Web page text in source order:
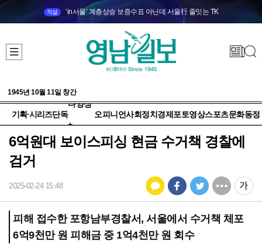
직설 ‘in서울’ 계층상승 보증수표 아닌데 서울行 줄잇는 TK
1945년 10월 11일 창간
기획·시리즈단독
다양성
+
오피니언사회정치 경제 포토영상스포츠문화동정
6억원대 보이스피싱 현금 수거책 경찰에
검거
2025-02-24 15:48
피해 접수한 포항남부경찰서, 서울에서 수거책 체포
6억9천만 원 피해금 중 1억4천만 원 회수